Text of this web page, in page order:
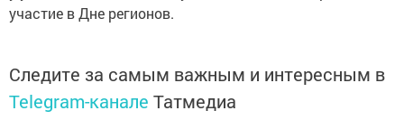
участие в Дне регионов.
Следите за самым важным и интересным в
Telegram-канале Татмедиа